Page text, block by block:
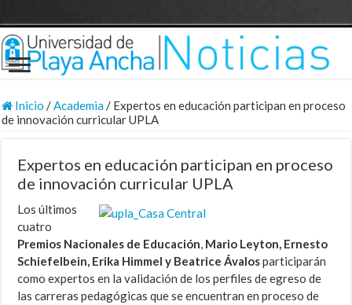
Inicio /Academia/ Expertos en educación participan en proceso
de innovación curricular UPLA
Expertos en educación participan en proceso
de innovación curricular UPLA
Los últimos
cuatro
Premios Nacionales de Educación, Mario Leyton, Ernesto
Schiefelbein, Erika Himmel y Beatrice Ávalosparticiparán
como expertos en la validación de los perfiles de egreso de
las carreras pedagógicas que se encuentran en proceso de